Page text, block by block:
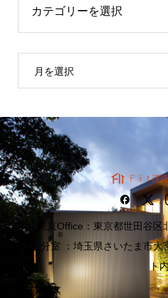
月を選択
東京Office：東京都世田谷
埼玉分室 ：埼玉県さいたま市
ト